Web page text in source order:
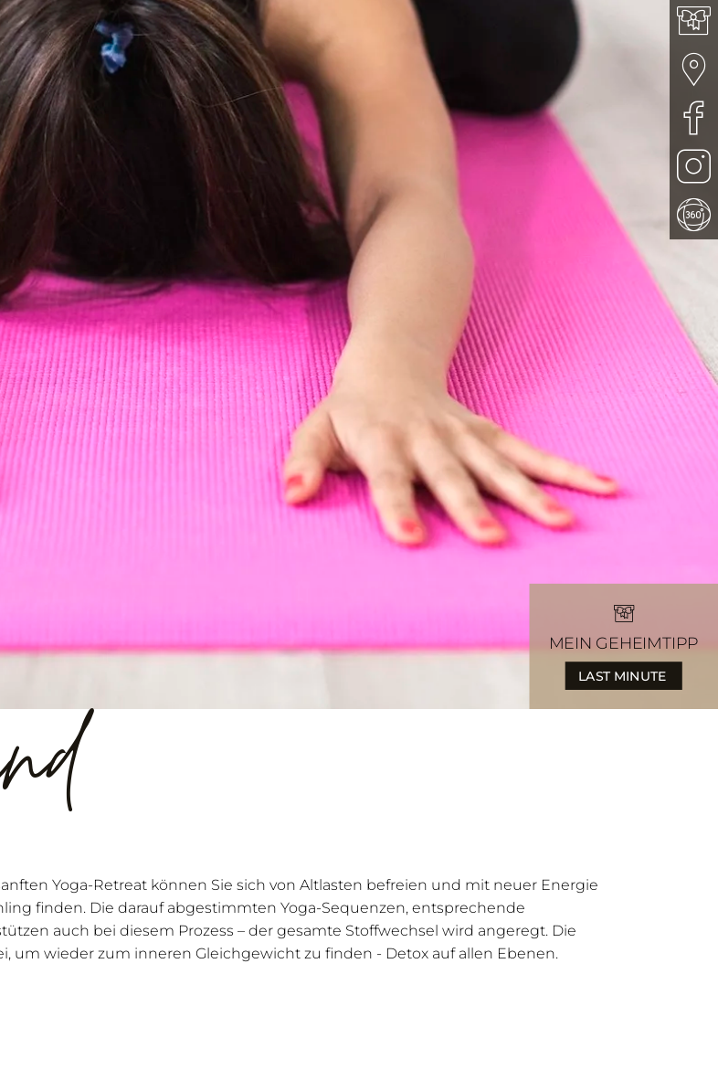
MEIN GEHEIMTIPP
LAST MINUTE
Yoga-Retreat können Sie sich von Altlasten befreien und mit neuer Energie
finden. Die darauf abgestimmten Yoga-Sequenzen, entsprechende
auch bei diesem Prozess – der gesamte Stoffwechsel wird angeregt. Die
um wieder zum inneren Gleichgewicht zu finden - Detox auf allen Ebenen.